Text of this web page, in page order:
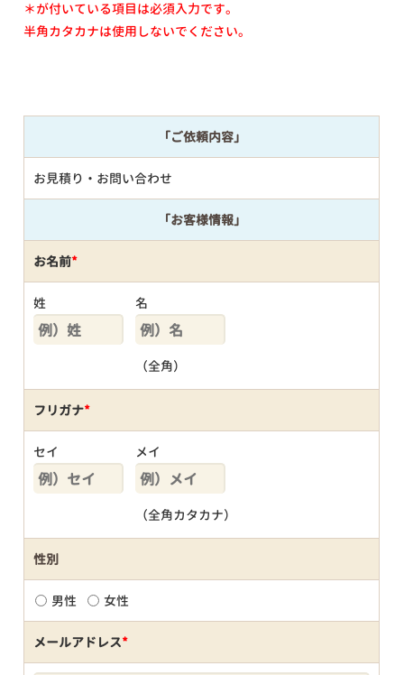
＊が付いている項目は必須入力です。
半角カタカナは使用しないでください。
「ご依頼内容」
お見積り・お問い合わせ
「お客様情報」
お名前*
姓 名
（全角）
フリガナ*
セイ メイ
（全角カタカナ）
性別
男性 女性
メールアドレス*